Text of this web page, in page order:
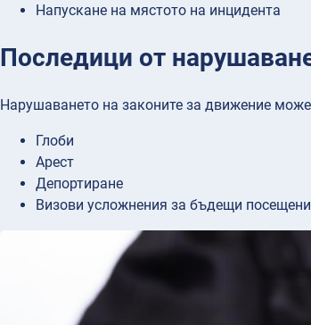
Напускане на мястото на инцидента
Последици от
Нарушаването на законите за движение
Глоби
Арест
Депортиране
Визови усложнения за бъдещи